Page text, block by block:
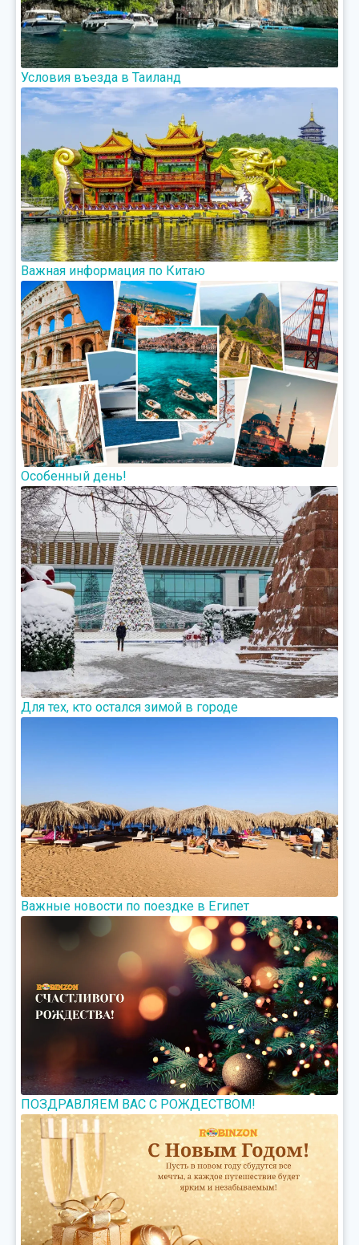
Условия въезда в Таиланд
Важная информация по Китаю
Особенный день!
Для тех, кто остался зимой в городе
Важные новости по поездке в Египет
ПОЗДРАВЛЯЕМ ВАС С РОЖДЕСТВОМ!